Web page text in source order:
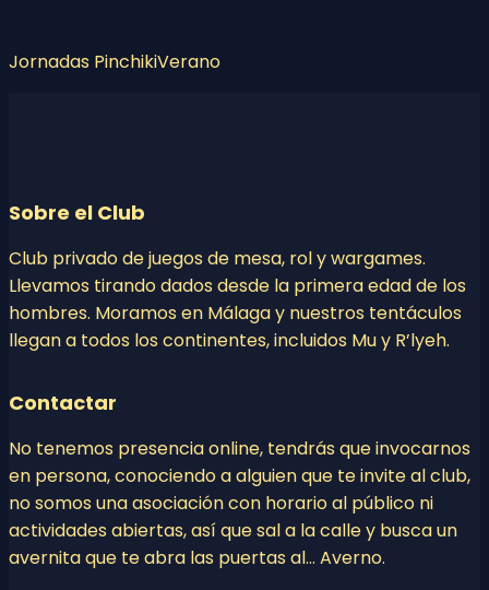
Jornadas PinchikiVerano
Sobre el Club
Club privado de juegos de mesa, rol y wargames.
Llevamos tirando dados desde la primera edad de los
hombres. Moramos en Málaga y nuestros tentáculos
llegan a todos los continentes, incluidos Mu y R’lyeh.
Contactar
No tenemos presencia online, tendrás que invocarnos
en persona, conociendo a alguien que te invite al club,
no somos una asociación con horario al público ni
actividades abiertas, así que sal a la calle y busca un
avernita que te abra las puertas al… Averno.